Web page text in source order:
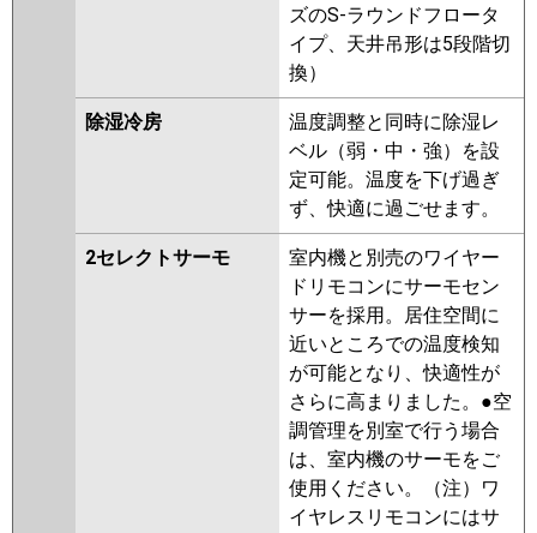
ズのS-ラウンドフロータ
イプ、天井吊形は5段階切
換）
除湿冷房
温度調整と同時に除湿レ
ベル（弱・中・強）を設
定可能。温度を下げ過ぎ
ず、快適に過ごせます。
2セレクトサーモ
室内機と別売のワイヤー
ドリモコンにサーモセン
サーを採用。居住空間に
近いところでの温度検知
が可能となり、快適性が
さらに高まりました。●空
調管理を別室で行う場合
は、室内機のサーモをご
使用ください。（注）ワ
イヤレスリモコンにはサ